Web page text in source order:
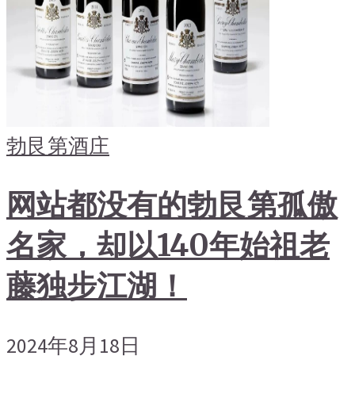
勃艮第酒庄
网站都没有的勃艮第孤傲
名家，却以140年始祖老
藤独步江湖！
2024年8月18日